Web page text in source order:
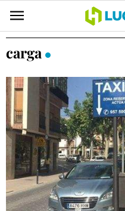
ELECCIONES
SUCESOS
ECONOMÍA
DESARROLLO LOCAL
LUCENA EMPRESAS
carga